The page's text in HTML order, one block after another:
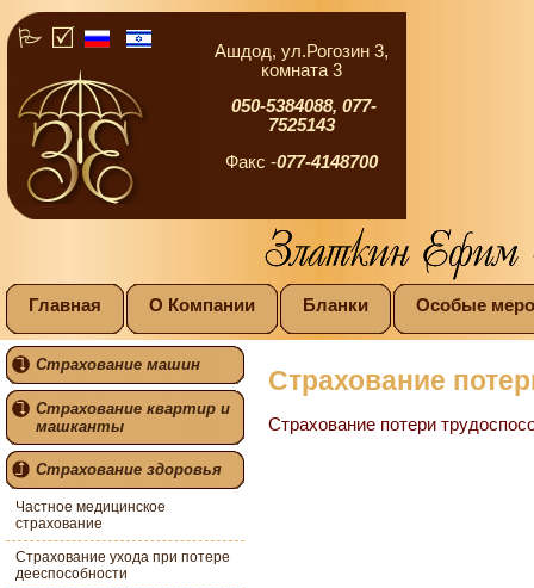
Ашдод, ул.Рогозин 3,
комната 3
050-5384088, 077-
7525143
Факс -077-4148700
Главная О Компании Бланки Особые
Страхование машин
Страхование квартир и
машканты
Страхование здоровья
Частное медицинское
страхование
Страхование ухода при потере
дееспособности
Страхование
Страхование потери